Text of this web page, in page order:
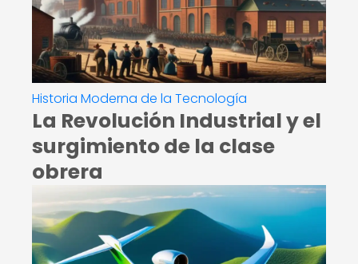
Historia Moderna de la Tecnología
La Revolución Industrial y el
surgimiento de la clase
obrera